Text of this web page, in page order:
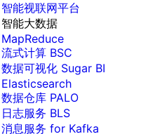
智能视联网平台
智能大数据
MapReduce
流式计算 BSC
数据可视化 Sugar BI
Elasticsearch
数据仓库 PALO
日志服务 BLS
消息服务 for Kafka